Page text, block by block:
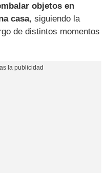
objetos en
casa, siguiendo la
de distintos momentos